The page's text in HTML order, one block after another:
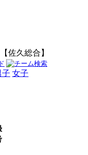
佐久総合】
子 女子